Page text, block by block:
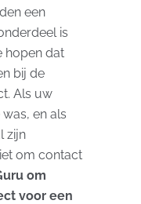
een
is
hopen dat
bij de
Als uw
en als
zijn
om contact
om
voor een